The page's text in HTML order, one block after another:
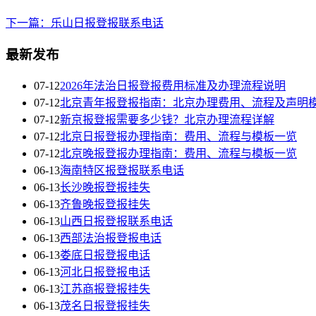
下一篇：乐山日报登报联系电话
最新发布
07-122026年法治日报登报费用标准及办理流程说明
07-12北京青年报登报指南：北京办理费用、流程及声明
07-12新京报登报需要多少钱？北京办理流程详解
07-12北京日报登报办理指南：费用、流程与模板一览
07-12北京晚报登报办理指南：费用、流程与模板一览
06-13海南特区报登报联系电话
06-13长沙晚报登报挂失
06-13齐鲁晚报登报挂失
06-13山西日报登报联系电话
06-13西部法治报登报电话
06-13娄底日报登报电话
06-13河北日报登报电话
06-13江苏商报登报挂失
06-13茂名日报登报挂失